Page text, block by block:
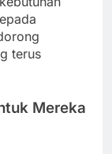
terus
Mereka